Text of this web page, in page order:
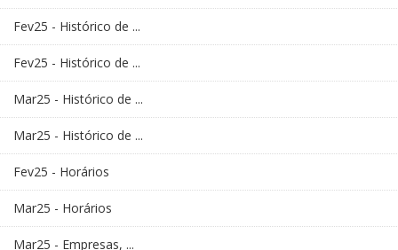
Fev25 - Histórico de ...
Fev25 - Histórico de ...
Mar25 - Histórico de ...
Mar25 - Histórico de ...
Fev25 - Horários
Mar25 - Horários
Mar25 - Empresas, ...